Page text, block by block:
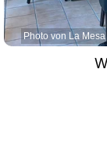
Photo von La Mesa